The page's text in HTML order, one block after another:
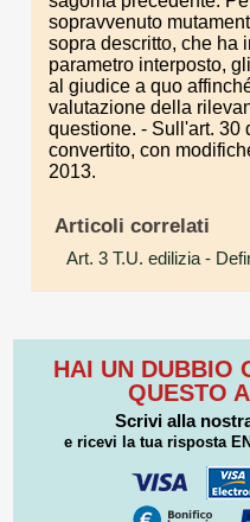
sopravvenuto
sopra descritto, che ha
parametro interposto,
al giudice a quo
valutazione della
questione. - Sull'art. 30
convertito, con
2013.
Articoli correlati
Art. 3 T.U. edilizia -
HAI UN DUBBIO
QUESTO
Scrivi alla
e ricevi la tua risposta